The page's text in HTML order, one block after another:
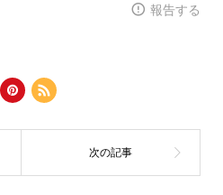
報告する